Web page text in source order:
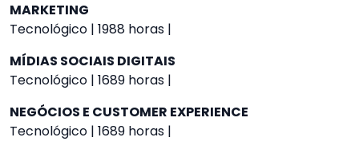
MARKETING
Tecnológico | 1988 horas |
MÍDIAS SOCIAIS DIGITAIS
Tecnológico | 1689 horas |
NEGÓCIOS E CUSTOMER EXPERIENCE
Tecnológico | 1689 horas |